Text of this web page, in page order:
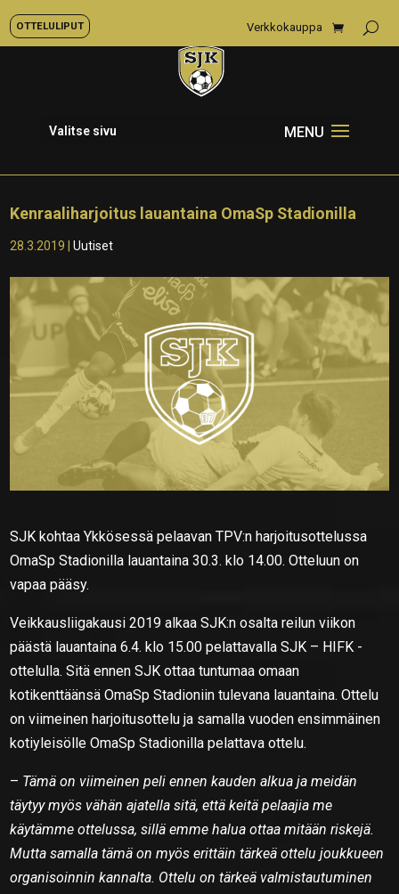
OTTELULIPUT Verkkokauppa
Valitse sivu
Kenraaliharjoitus lauantaina OmaSp Stadionilla
28.3.2019 |Uutiset
SJK kohtaa Ykkösessä pelaavan TPV:n harjoitusottelussa
OmaSp Stadionilla lauantaina 30.3. klo 14.00. Otteluun on
vapaa pääsy.
Veikkausliigakausi 2019 alkaa SJK:n osalta reilun viikon
päästä lauantaina 6.4. klo 15.00 pelattavalla SJK – HIFK -
ottelulla. Sitä ennen SJK ottaa tuntumaa omaan
kotikenttäänsä OmaSp Stadioniin tulevana lauantaina. Ottelu
on viimeinen harjoitusottelu ja samalla vuoden ensimmäinen
kotiyleisölle OmaSp Stadionilla pelattava ottelu.
– Tämä on viimeinen peli ennen kauden alkua ja meidän
täytyy myös vähän ajatella sitä, että keitä pelaajia me
käytämme ottelussa, sillä emme halua ottaa mitään riskejä.
Mutta samalla tämä on myös erittäin tärkeä ottelu joukkueen
organisoinnin kannalta. Ottelu on tärkeä valmistautuminen